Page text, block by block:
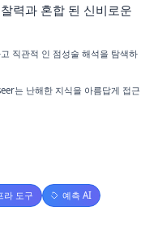
력과 혼합 된 신비로운
직관적 인 점성술 해석을 탐색하
는 난해한 지식을 아름답게 접근
라 도구 예측 AI